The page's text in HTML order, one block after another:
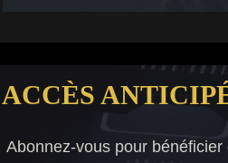
Abonnez-vous pour